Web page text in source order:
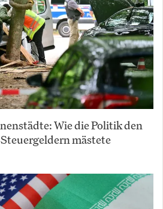
Wie die Politik den
mästete